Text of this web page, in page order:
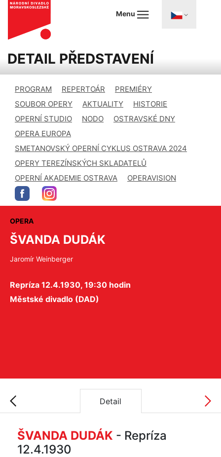
Menu
DETAIL PŘEDSTAVENÍ
PROGRAM REPERTOÁR
PREMIÉRY
SOUBOR OPERY
AKTUALITY
HISTORIE
OPERNÍ STUDIO
NODO
OSTRAVSKÉ DNY
OPERA EUROPA
SMETANOVSKÝ OPERNÍ CYKLUS OSTRAVA 2024
OPERY TEREZÍNSKÝCH SKLADATELŮ
OPERNÍ AKADEMIE OSTRAVA
OPERAVISION
OPERA
ŠVANDA DUDÁK
Jaromír Weinberger
Repríza 12.4.1930, 19:30 hodin
Městské divadlo (DAD)
Detail
ŠVANDA DUDÁK - Repríza
12.4.1930